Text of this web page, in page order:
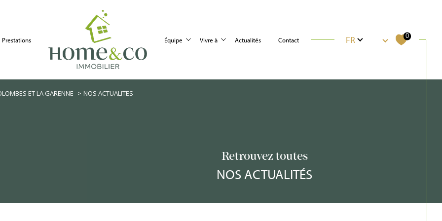
Vendeur
prestations équipe
Recrutement
vivre à
Colombes Courbevoie La Garenne-Colombes
actualités contact Langue
FR 0
Voir les21annonces
Réinitialiser les filtres
ET LA GARENNE NOS ACTUALITES
Retrouvez toutes
NOS ACTUALITÉS